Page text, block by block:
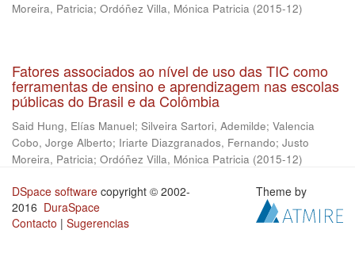
Moreira, Patricia; Ordóñez Villa, Mónica Patricia (2015-12)
Fatores associados ao nível de uso das TIC como
ferramentas de ensino e aprendizagem nas escolas
públicas do Brasil e da Colômbia
Said Hung, Elías Manuel; Silveira Sartori, Ademilde; Valencia
Cobo, Jorge Alberto; Iriarte Diazgranados, Fernando; Justo
Moreira, Patricia; Ordóñez Villa, Mónica Patricia (2015-12)
DSpace software copyright © 2002-
2016 DuraSpace
Contacto | Sugerencias
Theme by